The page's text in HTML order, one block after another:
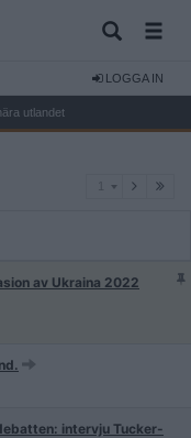
LOGGA IN
utlandet
av Ukraina 2022
intervju Tucker-